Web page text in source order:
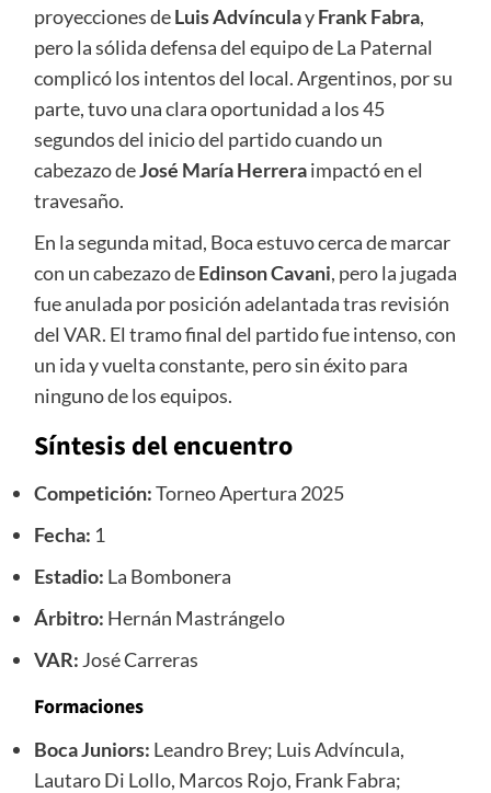
proyecciones deLuis AdvínculayFrank Fabra,
pero la sólida defensa del equipo de La Paternal
complicó los intentos del local. Argentinos, por su
parte, tuvo una clara oportunidad a los 45
segundos del inicio del partido cuando un
cabezazo deJosé María Herreraimpactó en el
travesaño.
En la segunda mitad, Boca estuvo cerca de marcar
con un cabezazo deEdinson Cavani, pero la jugada
fue anulada por posición adelantada tras revisión
del VAR. El tramo final del partido fue intenso, con
un ida y vuelta constante, pero sin éxito para
ninguno de los equipos.
Síntesis del encuentro
Competición:Torneo Apertura 2025
Fecha: 1
Estadio: La Bombonera
Árbitro: Hernán Mastrángelo
VAR:José Carreras
Formaciones
Boca Juniors: Leandro Brey; Luis Advíncula,
Lautaro Di Lollo, Marcos Rojo, Frank Fabra;